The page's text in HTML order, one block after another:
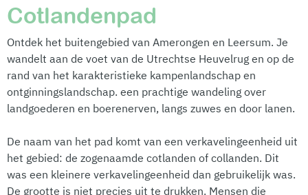
Cotlandenpad
Ontdek het buitengebied van Amerongen en Leersum. Je
wandelt aan de voet van de Utrechtse Heuvelrug en op de
rand van het karakteristieke kampenlandschap en
ontginningslandschap. een prachtige wandeling over
landgoederen en boerenerven, langs zuwes en door lanen.
De naam van het pad komt van een verkavelingeenheid uit
het gebied: de zogenaamde cotlanden of collanden. Dit
was een kleinere verkavelingeenheid dan gebruikelijk was.
De grootte is niet precies uit te drukken. Mensen die